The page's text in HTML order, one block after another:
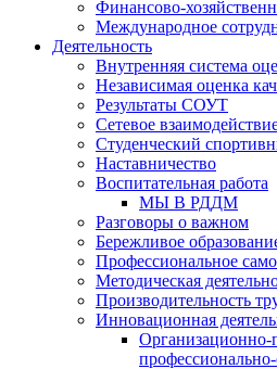
Финансово-
Международное
Деятельность
Внутренняя система
Независимая оценка
Результаты СОУТ
Сетевое
Студенческий
Наставничество
Воспитательная работа
МЫ В РДДМ
Разговоры о важном
Бережливое
Профессиональное
Методическая
Производительность
Инновационная
Организационно-